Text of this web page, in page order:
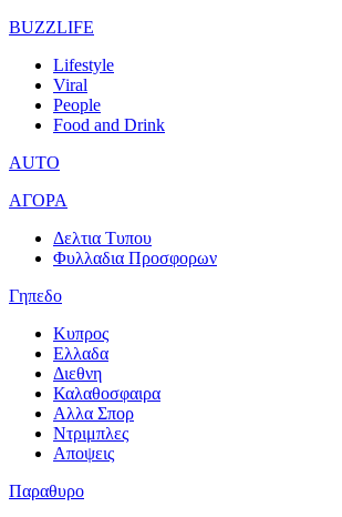
BUZZLIFE
Lifestyle
Viral
People
Food and Drink
AUTO
ΑΓΟΡΑ
Δελτια Τυπου
Φυλλαδια Προσφορων
Γηπεδο
Κυπρος
Ελλαδα
Διεθνη
Καλαθοσφαιρα
Αλλα Σπορ
Ντριμπλες
Αποψεις
Παραθυρο